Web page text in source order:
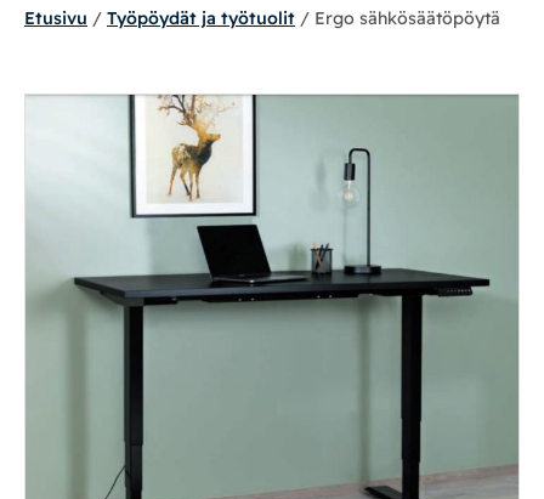
Nojatuolit
Mekanismituolit
Makuuhuone
Työpöydät ja työtuolit
Etusivu / Työpöydät ja työtuolit / Ergo sähkösäätöpöytä